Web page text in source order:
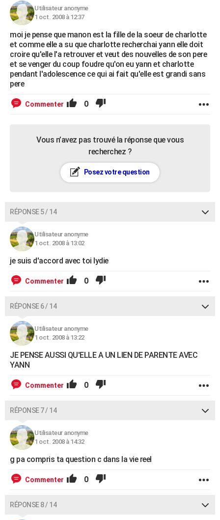
Utilisateur anonyme
1 oct. 2008 à 12:37
moi je pense que manon est la fille de la soeur de charlotte
et comme elle a su que charlotte recherchai yann elle doit
croire qu'elle l'a retrouver et veut des nouvelles de son pere
et se venger du coup foudre qu'on eu yann et charlotte
pendant l'adolescence ce qui ai fait qu'elle est grandi sans
pere
Commenter 0
Vous n’avez pas trouvé la réponse que vous
recherchez ?
Posez votre question
RÉPONSE 5 / 14
Utilisateur anonyme
1 oct. 2008 à 13:02
je suis d'accord avec toi lydie
Commenter 0
RÉPONSE 6 / 14
Utilisateur anonyme
1 oct. 2008 à 13:22
JE PENSE AUSSI QU'ELLE A UN LIEN DE PARENTE AVEC
YANN
Commenter 0
RÉPONSE 7 / 14
Utilisateur anonyme
1 oct. 2008 à 14:32
g pa compris ta question c dans la vie reel
Commenter 0
RÉPONSE 8 / 14